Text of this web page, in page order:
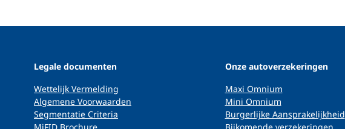
Legale documenten
Wettelijk Vermelding
Algemene Voorwaarden
Segmentatie Criteria
Onze autoverzekeringen
Maxi Omnium
Mini Omnium
Burgerlijke Aansprakelijkheid